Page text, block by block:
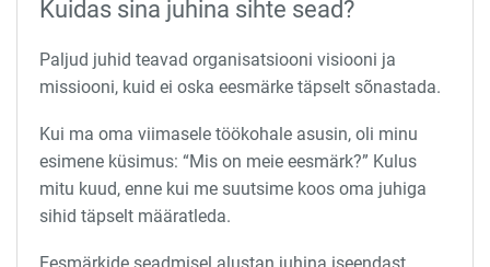
Kuidas sina juhina sihte sead?
Paljud juhid teavad organisatsiooni visiooni ja
missiooni, kuid ei oska eesmärke täpselt sõnastada.
Kui ma oma viimasele töökohale asusin, oli minu
esimene küsimus: “Mis on meie eesmärk?” Kulus
mitu kuud, enne kui me suutsime koos oma juhiga
sihid täpselt määratleda.